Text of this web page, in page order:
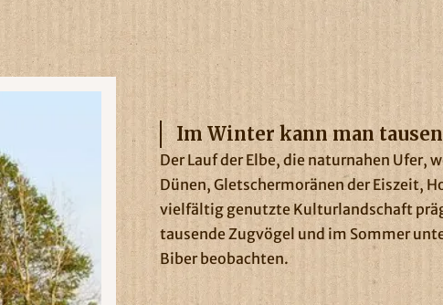
Im Winter kann man
Der Lauf der Elbe, die naturnahen Ufer,
Dünen, Gletschermoränen der Eiszeit,
vielfältig genutzte Kulturlandschaft
tausende Zugvögel und im Sommer
Biber beobachten.